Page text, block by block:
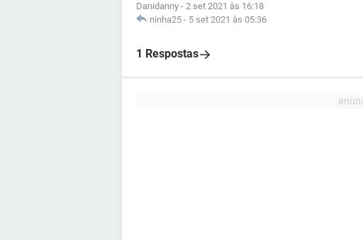
Danidanny - 2 set 2021 às 16:18
ninha25 - 5 set 2021 às 05:36
1 Respostas